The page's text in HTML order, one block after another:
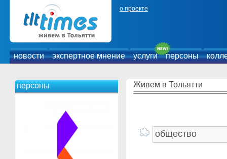
о проекте
новости экспертное мнение услуги персоны
персоны Живем в Тольятти